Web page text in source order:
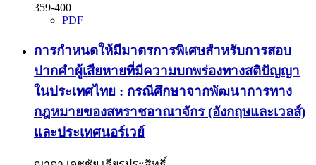
359-400
PDF
การกำหนดให้มีมาตรการพิเศษสำหรับการสอบ
ปากคำผู้เสียหายที่มีความบกพร่องทางสติปัญญา
ในประเทศไทย : กรณีศึกษาจากพัฒนาการทาง
กฎหมายของสหราชอาณาจักร (อังกฤษและเวลส์)
และประเทศนอร์เวย์